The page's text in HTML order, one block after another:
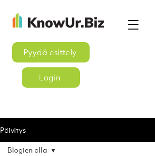
Pyydä esittely
Login
Päivitys
Blogien alla